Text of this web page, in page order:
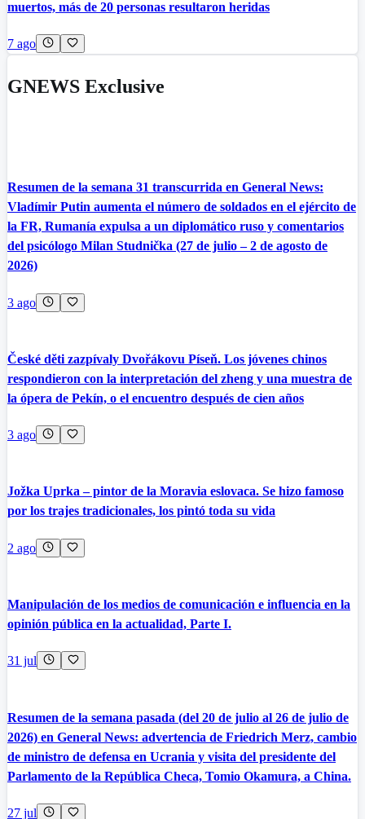
muertos, más de 20 personas resultaron heridas
7 ago
GNEWS Exclusive
Resumen de la semana 31 transcurrida en General News:
Vladímir Putin aumenta el número de soldados en el ejército de
la FR, Rumanía expulsa a un diplomático ruso y comentarios
del psicólogo Milan Studnička (27 de julio – 2 de agosto de
2026)
3 ago
České děti zazpívaly Dvořákovu Píseň. Los jóvenes chinos
respondieron con la interpretación del zheng y una muestra de
la ópera de Pekín, o el encuentro después de cien años
3 ago
Jožka Uprka – pintor de la Moravia eslovaca. Se hizo famoso
por los trajes tradicionales, los pintó toda su vida
2 ago
Manipulación de los medios de comunicación e influencia en la
opinión pública en la actualidad, Parte I.
31 jul
Resumen de la semana pasada (del 20 de julio al 26 de julio de
2026) en General News: advertencia de Friedrich Merz, cambio
de ministro de defensa en Ucrania y visita del presidente del
Parlamento de la República Checa, Tomio Okamura, a China.
27 jul